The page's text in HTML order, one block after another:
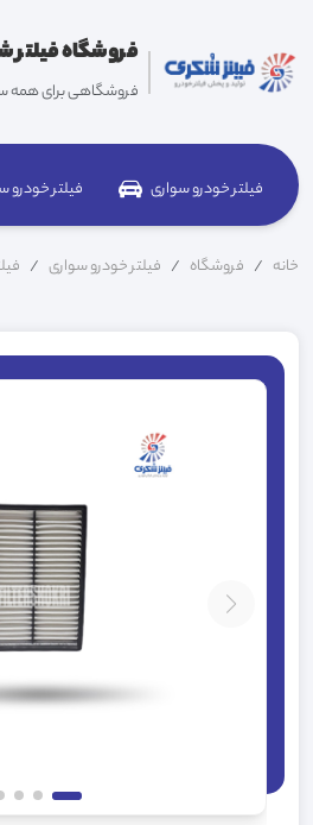
فروشگاه
فروشگاهی برای همه
فیلتر خودرو سواری فیلتر
خانه فروشگاه فیلتر خودرو سواری